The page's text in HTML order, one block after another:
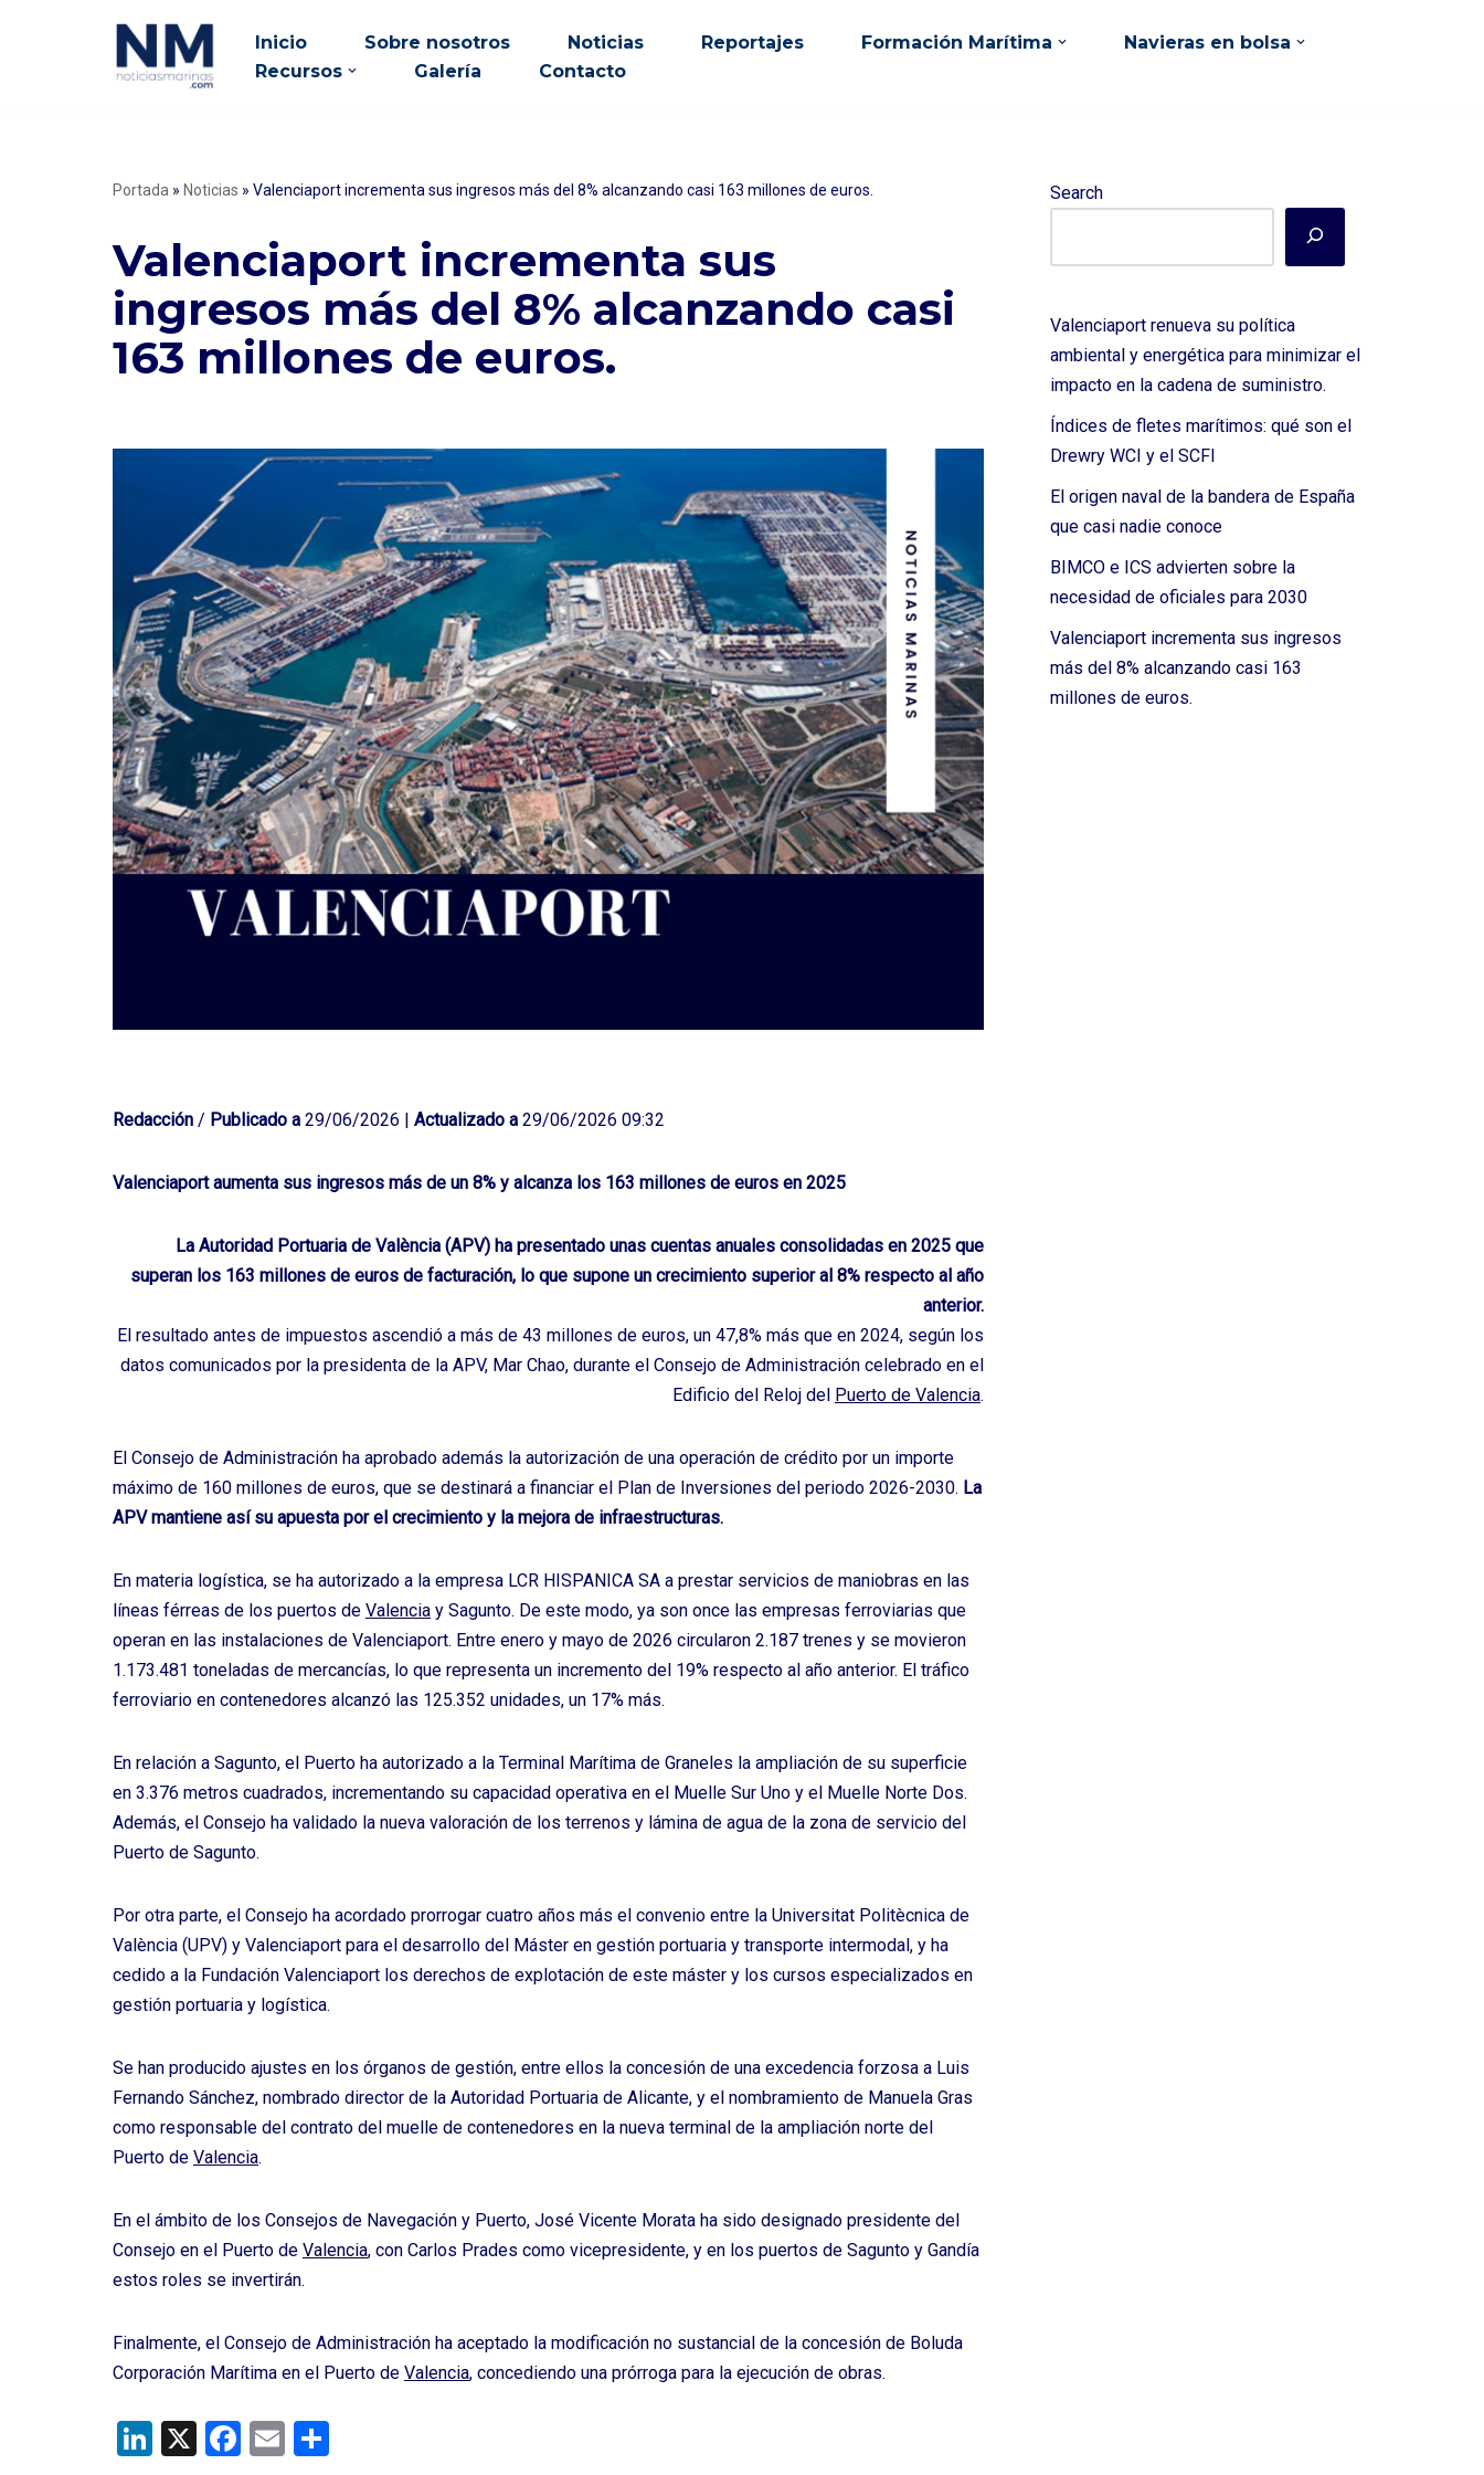
Inicio Sobre nosotros Noticias Reportajes Formación Marítima
Navieras en bolsa
Recursos
Galería Contacto
Portada » Noticias » Valenciaport incrementa sus ingresos más del 8% alcanzando casi 163 millones de euros.
Valenciaport incrementa sus
ingresos más del 8% alcanzando casi
163 millones de euros.
Redacción / Publicado a 29/06/2026 | Actualizado a 29/06/2026 09:32
Valenciaport aumenta sus ingresos más de un 8% y alcanza los 163 millones de euros en 2025
La Autoridad Portuaria de València (APV) ha presentado unas cuentas anuales consolidadas en 2025 que
superan los 163 millones de euros de facturación, lo que supone un crecimiento superior al 8% respecto al año
anterior.
El resultado antes de impuestos ascendió a más de 43 millones de euros, un 47,8% más que en 2024, según los
datos comunicados por la presidenta de la APV, Mar Chao, durante el Consejo de Administración celebrado en el
Edificio del Reloj del Puerto de Valencia.
El Consejo de Administración ha aprobado además la autorización de una operación de crédito por un importe
máximo de 160 millones de euros, que se destinará a financiar el Plan de Inversiones del periodo 2026-2030. La
APV mantiene así su apuesta por el crecimiento y la mejora de infraestructuras.
En materia logística, se ha autorizado a la empresa LCR HISPANICA SA a prestar servicios de maniobras en las
líneas férreas de los puertos de Valencia y Sagunto. De este modo, ya son once las empresas ferroviarias que
operan en las instalaciones de Valenciaport. Entre enero y mayo de 2026 circularon 2.187 trenes y se movieron
1.173.481 toneladas de mercancías, lo que representa un incremento del 19% respecto al año anterior. El tráfico
ferroviario en contenedores alcanzó las 125.352 unidades, un 17% más.
En relación a Sagunto, el Puerto ha autorizado a la Terminal Marítima de Graneles la ampliación de su superficie
en 3.376 metros cuadrados, incrementando su capacidad operativa en el Muelle Sur Uno y el Muelle Norte Dos.
Además, el Consejo ha validado la nueva valoración de los terrenos y lámina de agua de la zona de servicio del
Puerto de Sagunto.
Por otra parte, el Consejo ha acordado prorrogar cuatro años más el convenio entre la Universitat Politècnica de
València (UPV) y Valenciaport para el desarrollo del Máster en gestión portuaria y transporte intermodal, y ha
cedido a la Fundación Valenciaport los derechos de explotación de este máster y los cursos especializados en
gestión portuaria y logística.
Se han producido ajustes en los órganos de gestión, entre ellos la concesión de una excedencia forzosa a Luis
Fernando Sánchez, nombrado director de la Autoridad Portuaria de Alicante, y el nombramiento de Manuela Gras
como responsable del contrato del muelle de contenedores en la nueva terminal de la ampliación norte del
Puerto de Valencia.
En el ámbito de los Consejos de Navegación y Puerto, José Vicente Morata ha sido designado presidente del
Consejo en el Puerto de Valencia, con Carlos Prades como vicepresidente, y en los puertos de Sagunto y Gandía
estos roles se invertirán.
Finalmente, el Consejo de Administración ha aceptado la modificación no sustancial de la concesión de Boluda
Corporación Marítima en el Puerto de Valencia, concediendo una prórroga para la ejecución de obras.
Li
X
F
E
Search
Valenciaport renueva su política
ambiental y energética para minimizar el
impacto en la cadena de suministro.
Índices de fletes marítimos: qué son el
Drewry WCI y el SCFI
El origen naval de la bandera de España
que casi nadie conoce
BIMCO e ICS advierten sobre la
necesidad de oficiales para 2030
Valenciaport incrementa sus ingresos
más del 8% alcanzando casi 163
millones de euros.